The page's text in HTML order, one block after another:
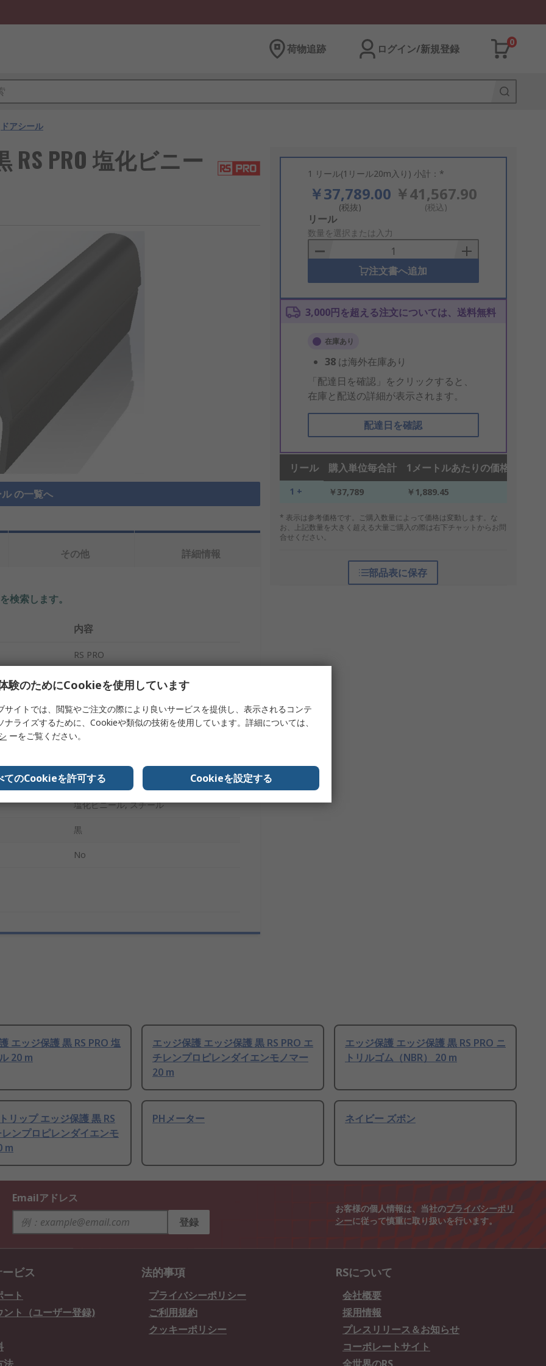
荷物追跡 ログイン/新規登録
0
ドアシール
PRO 塩化ビニー
の一覧へ
1 リール(1リール20m入り) 小計：*
￥37,789.00
(税抜)
￥41,567.90
(税込)
Add
to
Basket
リール
数量を選択または入力
注文書へ追加
3,000円を超える注文については、送料無料
在庫あり
38 は海外在庫あり
「配達日を確認」をクリックすると、
在庫と配送の詳細が表示されます。
配達日を確認
リール 購入単位毎合計 1メートルあたりの価格*
1 + ￥37,789 ￥1,889.45
* 表示は参考価格です。ご購入数量によって価格は変動します。な
お、上記数量を大きく超える大量ご購入の際は右下チャットからお問
合せください。
部品表に保存
その他 詳細情報
検索します。
内容
RS PRO
20m
10mm
21.5mm
エッジ保護
塩化ビニール, スチール
黒
No
エッジ保護 黒 RS PRO 塩
20 m
エッジ保護 エッジ保護 黒 RS PRO エ
チレンプロピレンダイエンモノマー
20 m
エッジ保護 エッジ保護 黒 RS PRO ニ
トリルゴム（NBR） 20 m
リップ エッジ保護 黒 RS
ンプロピレンダイエンモ
m
PHメーター ネイビー ズボン
Emailアドレス
登録
お客様の個人情報は、当社のプライバシーポリ
シーに従って慎重に取り扱いを行います。
ビス
ト
ント（ユーザー登録)
法的事項
プライバシーポリシー
ご利用規約
クッキーポリシー
RSについて
会社概要
採用情報
プレスリリース＆お知らせ
コーポレートサイト
験のためにCookieを使用しています
サイトでは、閲覧やご注文の際により良いサービスを提供し、表示されるコンテ
ナライズするために、Cookieや類似の技術を使用しています。詳細については、
ーをご覧ください。
てのCookieを許可する Cookieを設定する